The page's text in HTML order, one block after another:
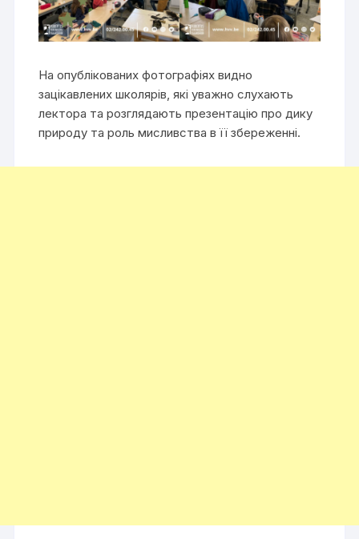
На опублікованих фотографіях видно
зацікавлених школярів, які уважно слухають
лектора та розглядають презентацію про дику
природу та роль мисливства в її збереженні.